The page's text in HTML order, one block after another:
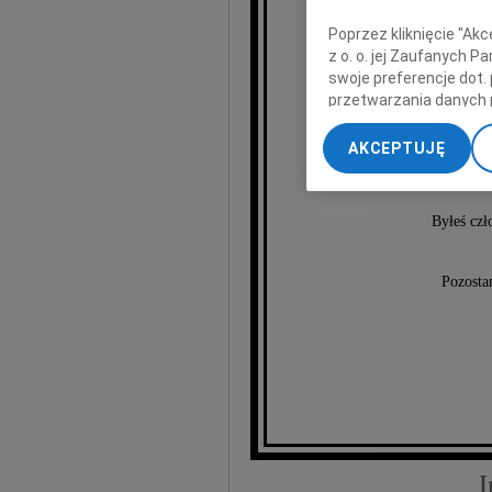
Byłeś
Poprzez kliknięcie
z o. o. jej Zaufanych
swoje preferencje dot.
przetwarzania danych
„Ustawienia
My, nasi Zaufani
dokładnych danych
Przechowywanie
treści, badnie
AKCEPTUJĘ